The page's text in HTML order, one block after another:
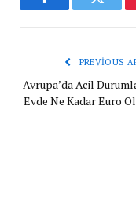
FacebookTwitter
PREVIOUS
Avrupa’da Acil
Evde Ne Kadar Euro